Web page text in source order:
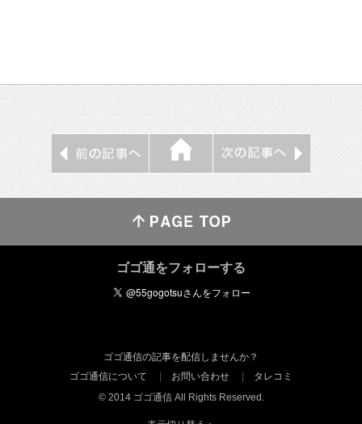
ゴゴ通をフォローする
ゴゴ通信の記事を配信しませんか？
ゴゴ通信について
お問い合わせ
タレコミ
© 2014 ゴゴ通信 All Rights Reserved.